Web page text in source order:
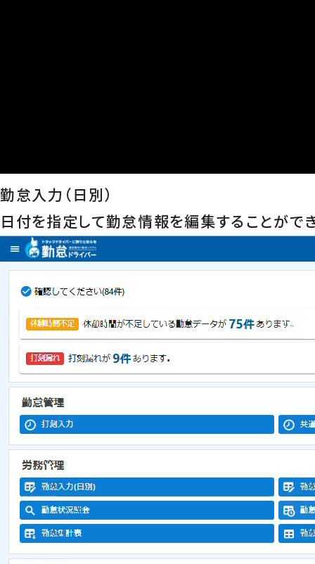
勤怠入力（日別）
日付を指定して勤怠情報を編集することができ